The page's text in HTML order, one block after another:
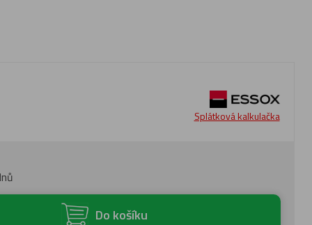
Splátková kalkulačka
Do košíku